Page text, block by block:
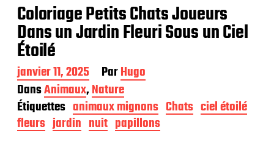
Coloriage Petits Chats Joueurs
Dans un Jardin Fleuri Sous un Ciel
Étoilé
D
a
t
e
d
e
janvier 11, 2025 ParHugo
DansAnimaux,Nature
Étiquettes animaux mignons Chats ciel étoilé
fleurs jardin nuit papillons